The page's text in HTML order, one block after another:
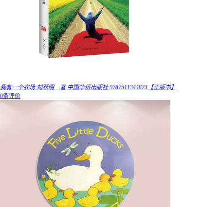
我有一个农场 刘跃明 著 中国华侨出版社 9787511344823【正版书】
0条评价